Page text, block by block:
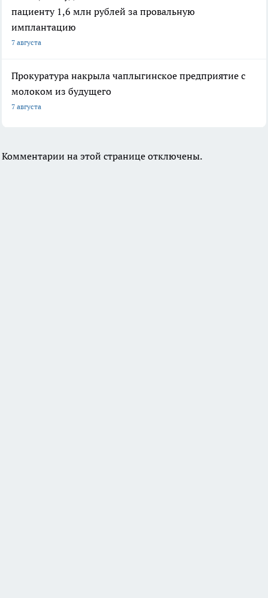
пациенту 1,6 млн рублей за провальную
имплантацию
7 августа
Прокуратура накрыла чаплыгинское предприятие с
молоком из будущего
7 августа
Комментарии на этой странице отключены.